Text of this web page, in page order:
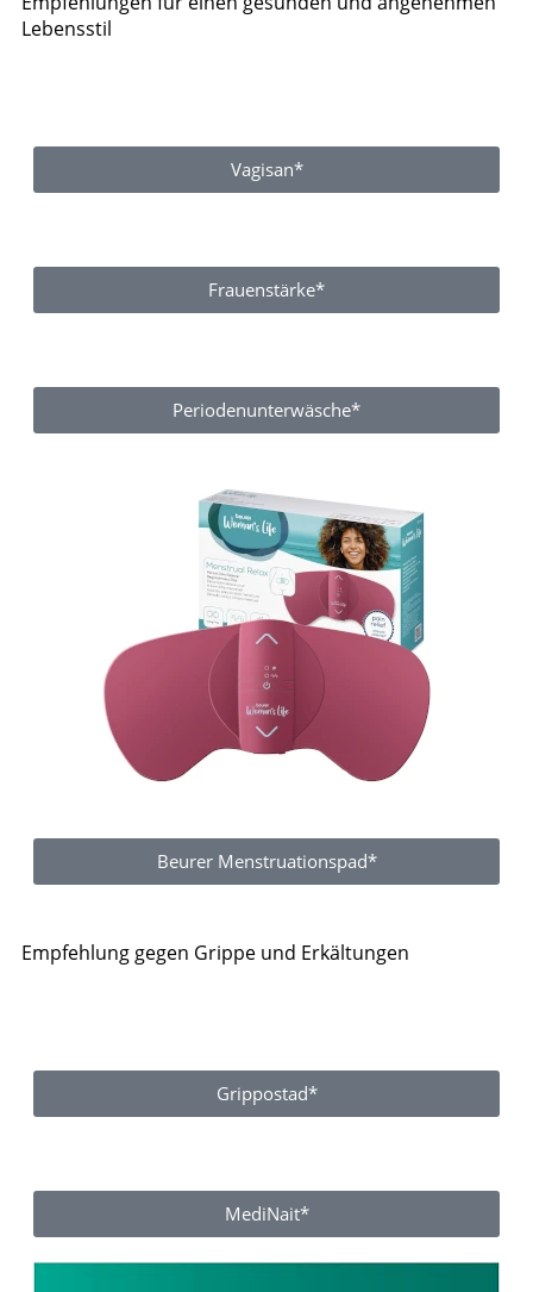
Lebensstil
Vagisan*
Frauenstärke*
Periodenunterwäsche*
Beurer Menstruationspad*
Empfehlung gegen Grippe und Erkältungen
Grippostad*
MediNait*